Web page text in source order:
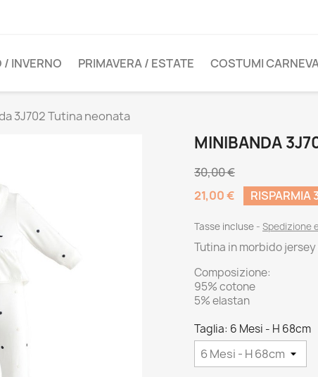
INVERNO PRIMAVERA / ESTATE COSTUMI
3J702 Tutina neonata
MINIBANDA
30,00 €
21,00 €
RISPARMIA
Tasse incluse Spedizione
Tutina in morbido
Composizione:
95% cotone
5% elastan
Taglia: 6 Mesi - H 68cm